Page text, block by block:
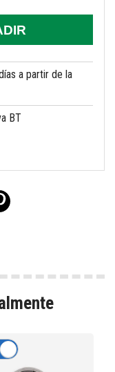
a partir de la
BT